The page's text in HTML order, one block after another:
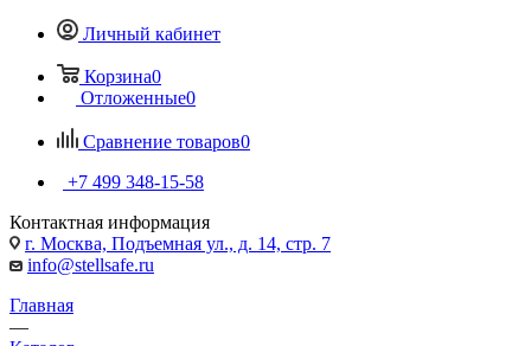
Личный кабинет
Корзина0
Отложенные0
Сравнение товаров0
+7 499 348-15-58
Контактная информация
г. Москва, Подъемная ул., д. 14, стр. 7
info@stellsafe.ru
Главная
—